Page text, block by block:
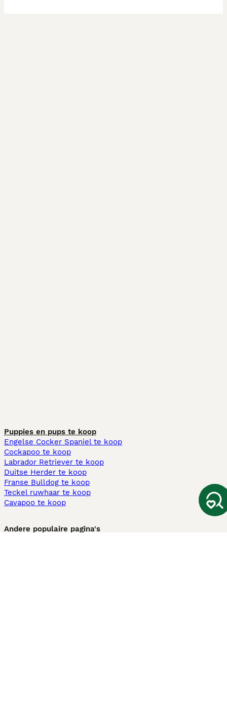
Puppies en pups te koop
Engelse Cocker Spaniel te koop
Cockapoo te koop
Labrador Retriever te koop
Duitse Herder te koop
Franse Bulldog te koop
Teckel ruwhaar te koop
Cavapoo te koop
Andere populaire pagina's